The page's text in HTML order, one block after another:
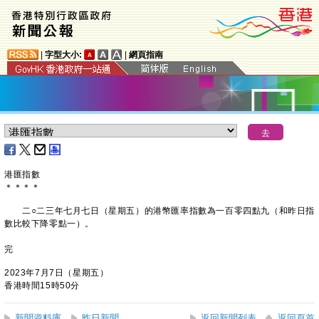
字型大小: 網頁指南
港匯指數
＊ ＊ ＊ ＊
二○二三年七月七日（星期五）的港幣匯率指數為一百零四點九（和昨日指
數比較下降零點一）。
完
2023年7月7日（星期五）
香港時間15時50分